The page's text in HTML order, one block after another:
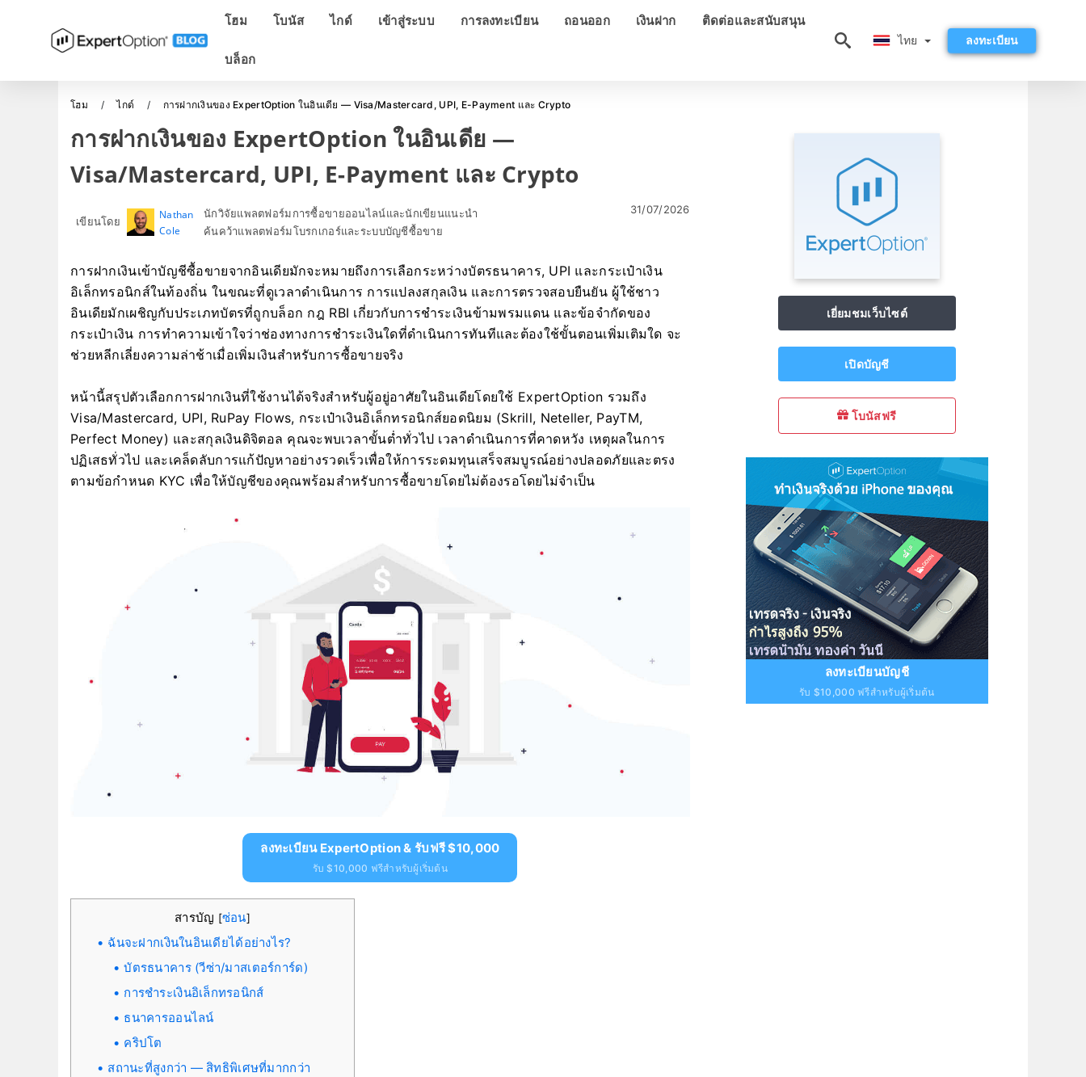
โฮม โบนัส ไกด์ เข้าสู่ระบบ การลงทะเบียน ถอนออก เงินฝาก ติดต่อและสนับสนุน
บล็อก
ไทย ลงทะเบียน
โฮม ไกด์ การฝากเงินของ ExpertOption ในอินเดีย — Visa/Mastercard, UPI, E-Payment และ Crypto
การฝากเงินของ ExpertOption ในอินเดีย —
Visa/Mastercard, UPI, E-Payment และ Crypto
เขียนโดย
Nathan
Cole
นักวิจัยแพลตฟอร์มการซื้อขายออนไลน์และนักเขียนแนะนำ
ค้นคว้าแพลตฟอร์มโบรกเกอร์และระบบบัญชีซื้อขาย
31/07/2026
การฝากเงินเข้าบัญชีซื้อขายจากอินเดียมักจะหมายถึงการเลือกระหว่างบัตรธนาคาร, UPI และกระเป๋าเงิน
อิเล็กทรอนิกส์ในท้องถิ่น ในขณะที่ดูเวลาดำเนินการ การแปลงสกุลเงิน และการตรวจสอบยืนยัน ผู้ใช้ชาว
อินเดียมักเผชิญกับประเภทบัตรที่ถูกบล็อก กฎ RBI เกี่ยวกับการชำระเงินข้ามพรมแดน และข้อจำกัดของ
กระเป๋าเงิน การทำความเข้าใจว่าช่องทางการชำระเงินใดที่ดำเนินการทันทีและต้องใช้ขั้นตอนเพิ่มเติมใด จะ
ช่วยหลีกเลี่ยงความล่าช้าเมื่อเพิ่มเงินสำหรับการซื้อขายจริง
หน้านี้สรุปตัวเลือกการฝากเงินที่ใช้งานได้จริงสำหรับผู้อยู่อาศัยในอินเดียโดยใช้ ExpertOption รวมถึง
Visa/Mastercard, UPI, RuPay Flows, กระเป๋าเงินอิเล็กทรอนิกส์ยอดนิยม (Skrill, Neteller, PayTM,
Perfect Money) และสกุลเงินดิจิตอล คุณจะพบเวลาขั้นต่ำทั่วไป เวลาดำเนินการที่คาดหวัง เหตุผลในการ
ปฏิเสธทั่วไป และเคล็ดลับการแก้ปัญหาอย่างรวดเร็วเพื่อให้การระดมทุนเสร็จสมบูรณ์อย่างปลอดภัยและตรง
ตามข้อกำหนด KYC เพื่อให้บัญชีของคุณพร้อมสำหรับการซื้อขายโดยไม่ต้องรอโดยไม่จำเป็น
ลงทะเบียน ExpertOption & รับฟรี $10,000
รับ $10,000 ฟรีสำหรับผู้เริ่มต้น
สารบัญ [ซ่อน]
ฉันจะฝากเงินในอินเดียได้อย่างไร?
บัตรธนาคาร (วีซ่า/มาสเตอร์การ์ด)
การชำระเงินอิเล็กทรอนิกส์
ธนาคารออนไลน์
คริปโต
สถานะที่สูงกว่า — สิทธิพิเศษที่มากกว่า
เยี่ยมชมเว็บไซต์
เปิดบัญชี
โบนัสฟรี
ลงทะเบียนบัญชี
รับ $10,000 ฟรีสำหรับผู้เริ่มต้น